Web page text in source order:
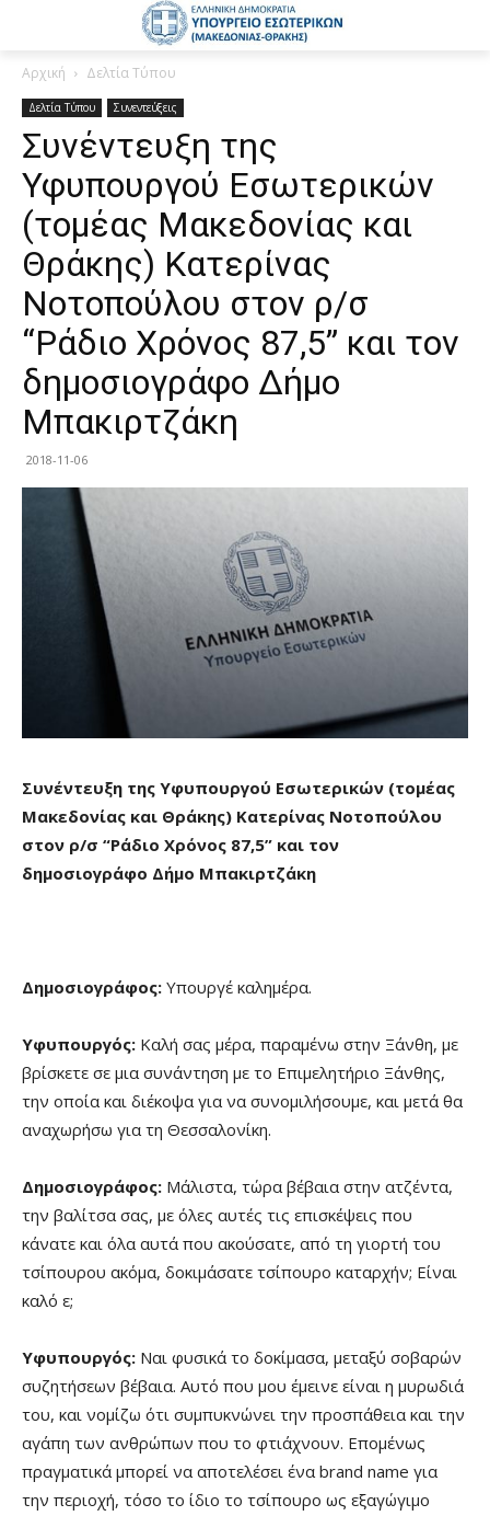
Αρχική Δελτία Τύπου
Δελτία Τύπου Συνεντεύξεις
Συνέντευξη της
Υφυπουργού Εσωτερικών
(τομέας Μακεδονίας και
Θράκης) Κατερίνας
Νοτοπούλου στον ρ/σ
“Ράδιο Χρόνος 87,5” και τον
δημοσιογράφο Δήμο
Μπακιρτζάκη
2018-11-06
Συνέντευξη της Υφυπουργού Εσωτερικών (τομέας
Μακεδονίας και Θράκης) Κατερίνας Νοτοπούλου
στον ρ/σ “Ράδιο Χρόνος 87,5” και τον
δημοσιογράφο Δήμο Μπακιρτζάκη
Δημοσιογράφος: Υπουργέ καλημέρα.
Υφυπουργός: Καλή σας μέρα, παραμένω στην Ξάνθη, με
βρίσκετε σε μια συνάντηση με το Επιμελητήριο Ξάνθης,
την οποία και διέκοψα για να συνομιλήσουμε, και μετά θα
αναχωρήσω για τη Θεσσαλονίκη.
Δημοσιογράφος: Μάλιστα, τώρα βέβαια στην ατζέντα,
την βαλίτσα σας, με όλες αυτές τις επισκέψεις που
κάνατε και όλα αυτά που ακούσατε, από τη γιορτή του
τσίπουρου ακόμα, δοκιμάσατε τσίπουρο καταρχήν; Είναι
καλό ε;
Υφυπουργός: Ναι φυσικά το δοκίμασα, μεταξύ σοβαρών
συζητήσεων βέβαια. Αυτό που μου έμεινε είναι η μυρωδιά
του, και νομίζω ότι συμπυκνώνει την προσπάθεια και την
αγάπη των ανθρώπων που το φτιάχνουν. Επομένως
πραγματικά μπορεί να αποτελέσει ένα brand name για
την περιοχή, τόσο το ίδιο το τσίπουρο ως εξαγώγιμο